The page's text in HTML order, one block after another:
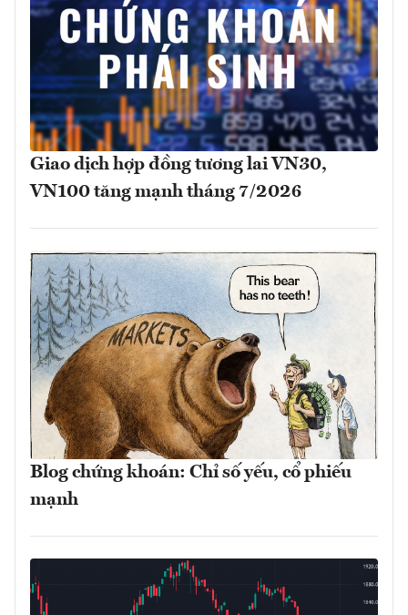
Giao dịch hợp đồng tương lai VN30,
VN100 tăng mạnh tháng 7/2026
Blog chứng khoán: Chỉ số yếu, cổ phiếu
mạnh